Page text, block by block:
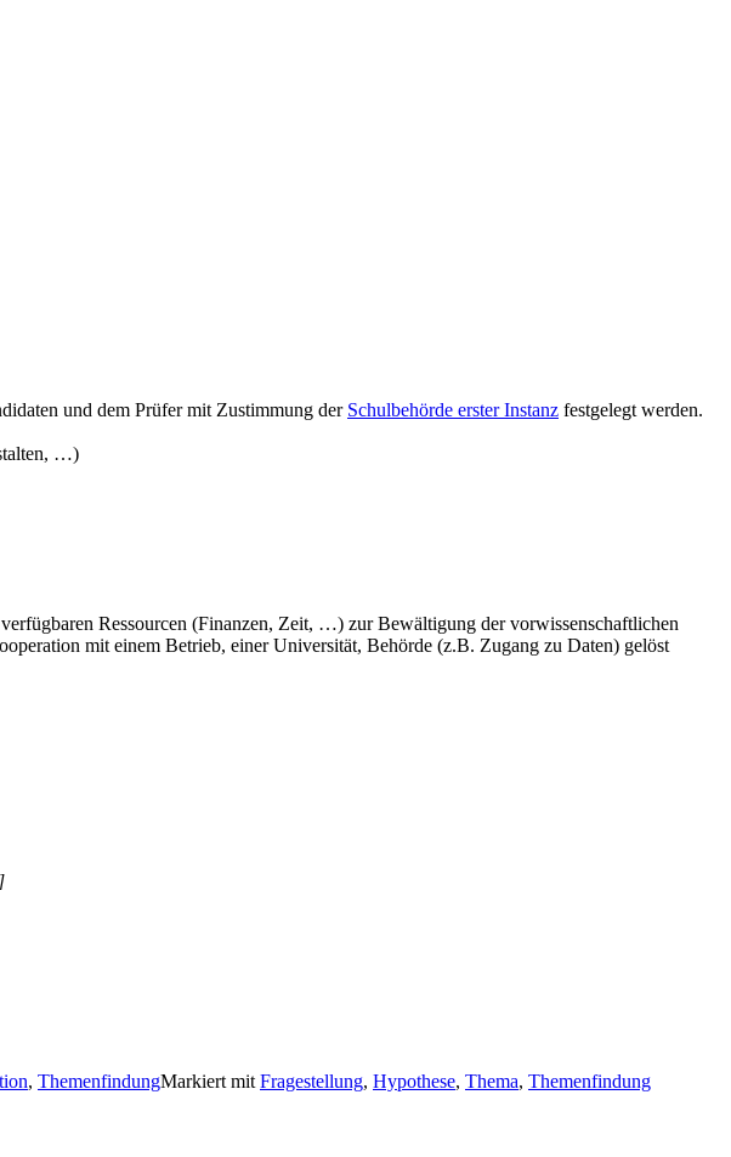
und dem Prüfer mit Zustimmung der Schulbehörde erster Instanz festgelegt werden.
…)
Ressourcen (Finanzen, Zeit, …) zur Bewältigung der vorwissenschaftlichen
mit einem Betrieb, einer Universität, Behörde (z.B. Zugang zu Daten) gelöst
, ThemenfindungMarkiert mit Fragestellung, Hypothese, Thema, Themenfindung